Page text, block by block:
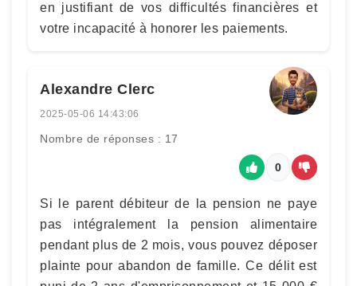
en justifiant de vos difficultés financières et
votre incapacité à honorer les paiements.
Alexandre Clerc
2025-05-06 14:43:06
Nombre de réponses : 17
0
Si le parent débiteur de la pension ne paye
pas intégralement la pension alimentaire
pendant plus de 2 mois, vous pouvez déposer
plainte pour abandon de famille. Ce délit est